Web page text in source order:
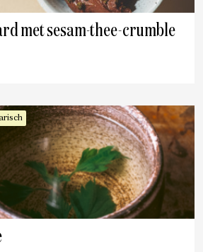
met sesam-thee-crumble